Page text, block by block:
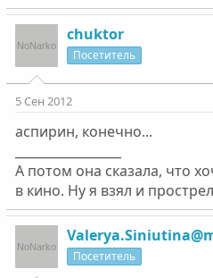
chuktor
Посетитель
5 Сен 2012
аспирин, конечно...
А потом она сказала, что
в кино. Ну я взял и
Посетитель